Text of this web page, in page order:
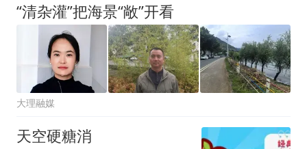
“清杂灌”把海景“敞”开看
大理融媒
天空硬糖消